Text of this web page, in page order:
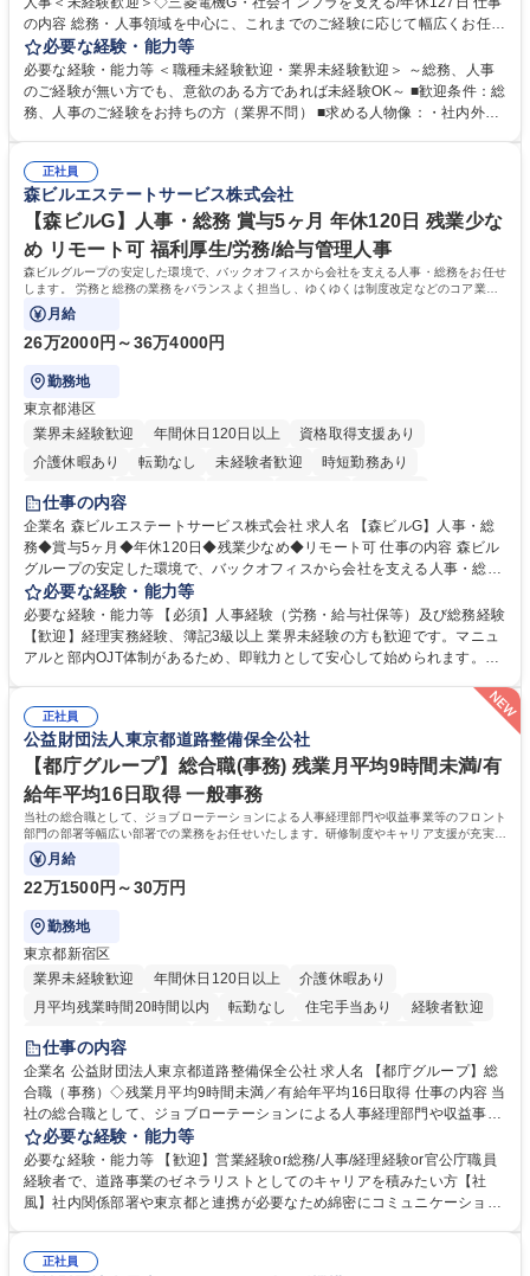
の内容 総務・人事領域を中心に、これまでのご経験に応じて幅広くお任せ
します。 ＜具体的には＞ ・総務/人事労務（給与・社保・勤怠管理など）
・採用・教育研修 ・福利厚生運用 など ※基本的には事務所勤務ですが、
採用や教育等の業務内容により、関西圏以外への日帰り・宿泊を伴う国内
出張もございます。 ※担当業務を持ちつつ、お互いに助け合いながら、総
必要な経験・能力等
必要な経験・能力等 ＜職種未経験歓迎・業界未経験歓迎＞ ～総務、人事
のご経験が無い方でも、意欲のある方であれば未経験OK～ ■歓迎条件：総
務、人事のご経験をお持ちの方（業界不問） ■求める人物像：・社内外の
正社員
森ビルエステートサービス株式会社
【森ビルG】人事・総務 賞与5ヶ月 年休120日 残業少な
め リモート可 福利厚生/労務/給与管理人事
森ビルグループの安定した環境で、バックオフィスから会社を支える人事・総務をお任せ
します。 労務と総務の業務をバランスよく担当し、ゆくゆくは制度改定などのコア業務
にも挑戦できる、やりがいある環境です。
月給
26万2000円～36万4000円
勤務地
東京都港区
業界未経験歓迎
年間休日120日以上
資格取得支援あり
介護休暇あり
転勤なし 未経験者歓迎
時短勤務あり
経験者歓迎
完全週休2日制
交通費支給 長期歓迎 駅近5分以内 土日祝休み
仕事の内容
企業名 森ビルエステートサービス株式会社 求人名 【森ビルG】人事・総
務◆賞与5ヶ月◆年休120日◆残業少なめ◆リモート可 仕事の内容 森ビル
グループの安定した環境で、バックオフィスから会社を支える人事・総務
をお任せします。 労務と総務の業務をバランスよく担当し、ゆくゆくは制
度改定などのコア業務にも挑戦できる、やりがいある環境です。 ■勤怠管
理、給与計算、社会保険手続き、年末調整等の労務管理全般 ■入退社手続
き、社内規定の改定や人事制度改定などのコア業務 ■社内イベントの企画
は部内のOJTを中心に、あなたの経験に合わせて不足している部分はいつ
でも質問・相談できる環境が整っているため、安心して成長できます。 募
集職種 【森ビルG】人事・総務◆賞与5ヶ月◆年休120日◆残業少なめ◆
リモート可
必要な経験・能力等
必要な経験・能力等 【必須】人事経験（労務・給与社保等）及び総務経験
【歓迎】経理実務経験、簿記3級以上 業界未経験の方も歓迎です。マニュ
アルと部内OJT体制があるため、即戦力として安心して始められます。
ます。定型業務に留まらず、社内規定や人事制度の改定など会社のコア業
務に挑戦できるため、自身の成長と組織への貢献度をダイレクトに実感で
きます。 残業少なめ、週1日リモート可など、ワークライフバランスを保
ち長期活躍できる環境です。 「これまでの幅広い経験を活かし、長期的な
キャリアを築きたい」という前向きな意欲と挑戦を全力で応援します。 学
歴・資格 学歴：大学院 大学 高専 短大 専修学校 高校 語学力： 資格：日商
簿記検定1級 日商簿記検定2級 日商簿記検定3級
正社員
公益財団法人東京都道路整備保全公社
【都庁グループ】総合職(事務) 残業月平均9時間未満/有
給年平均16日取得 一般事務
当社の総合職として、ジョブローテーションによる人事経理部門や収益事業等のフロント
部門の部署等幅広い部署での業務をお任せいたします。研修制度やキャリア支援が充実し
ております！ ※下記業務詳細
月給
22万1500円～30万円
勤務地
東京都新宿区
業界未経験歓迎
年間休日120日以上
介護休暇あり
月平均残業時間20時間以内
転勤なし 住宅手当あり
経験者歓迎
研修あり
退職金あり
駅近5分以内
資格取得手当あり 食事補助あり
仕事の内容
企業名 公益財団法人東京都道路整備保全公社 求人名 【都庁グループ】総
合職（事務）◇残業月平均9時間未満／有給年平均16日取得 仕事の内容 当
社の総合職として、ジョブローテーションによる人事経理部門や収益事業
等のフロント部門の部署等幅広い部署での業務をお任せいたします。研修
制度やキャリア支援が充実しております！ ※下記業務詳細 【業務詳細】■
管理部門：広報、人事、経理など当公社の運営に係る管理業務 ■収益部
門：駐車場の新規開拓、管理運営、新宿駅西口広場の「イベントコーナ
道路施設や道路工事現場の見学ツアー事業 ※入社後は上記いずれかの部門
必要な経験・能力等
必要な経験・能力等 【歓迎】営業経験or総務/人事/経理経験or官公庁職員
経験者で、道路事業のゼネラリストとしてのキャリアを積みたい方【社
風】社内関係部署や東京都と連携が必要なため綿密にコミュニケーション
部門など多岐に渡る業務を経験できます。 ■様々なプロジェクト：駐車場
正社員